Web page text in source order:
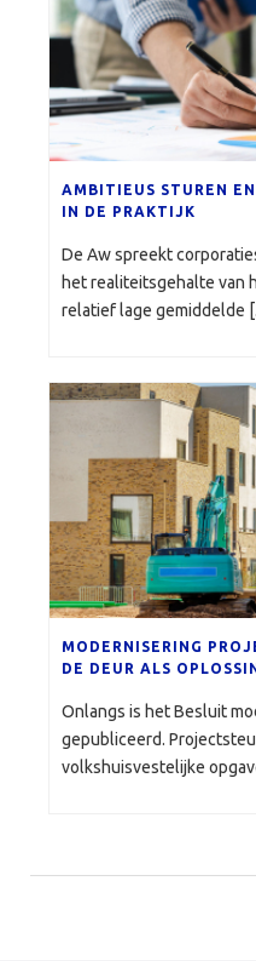
AMBITIEUS STUREN
IN DE PRAKTIJK
De Aw spreekt
het realiteitsgehalte van
relatief lage gemiddelde
MODERNISERING
DE DEUR ALS
Onlangs is het Besluit
gepubliceerd.
volkshuisvestelijke